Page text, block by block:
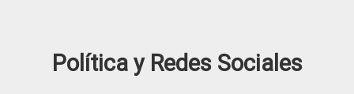
Política y Redes Sociales